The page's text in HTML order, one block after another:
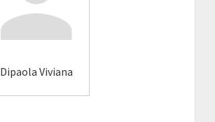
Dipaola Viviana